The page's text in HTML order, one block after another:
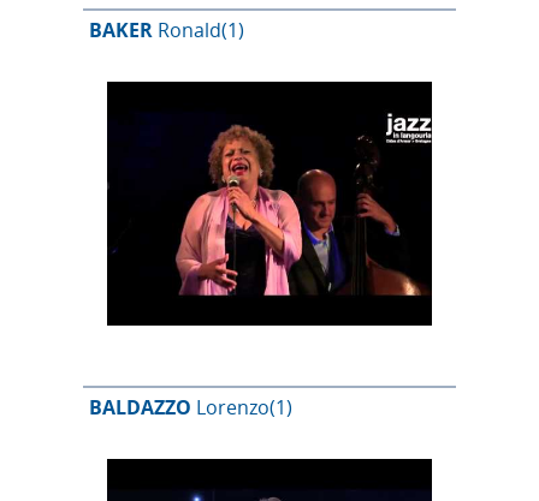
BAKER Ronald(1)
BALDAZZO Lorenzo(1)